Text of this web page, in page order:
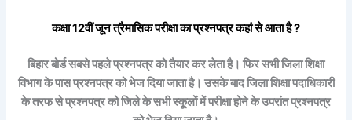
कक्षा 12वींजून त्रैमासिकपरीक्षा का प्रश्नपत्र कहां से आता है ?
बिहार बोर्ड सबसे पहले प्रश्नपत्र को तैयार कर लेता है। फिर सभी जिला शिक्षा
विभाग के पास प्रश्नपत्र को भेज दिया जाता है। उसके बाद जिला शिक्षा पदाधिकारी
के तरफ से प्रश्नपत्र को जिले के सभी स्कूलों में परीक्षा होने के उपरांत प्रश्नपत्र